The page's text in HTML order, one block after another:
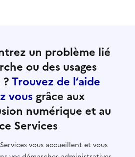
un problème lié
ou des usages
Trouvez de l’aide
vous grâce aux
numérique et au
Services
vous accueillent et vous